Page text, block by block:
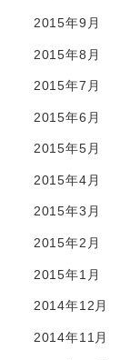
2015年9月
2015年8月
2015年7月
2015年6月
2015年5月
2015年4月
2015年3月
2015年2月
2015年1月
2014年12月
2014年11月